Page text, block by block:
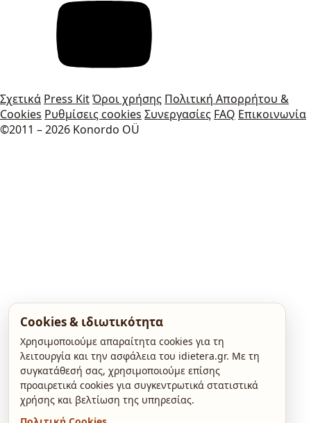
Σχετικά Press KitΌροι χρήσης Πολιτική Απορρήτου &
Cookies Ρυθμίσεις cookies Συνεργασίες FAQ Επικοινωνία
©2011 – 2026 Konordo OÜ
Cookies & ιδιωτικότητα
Χρησιμοποιούμε απαραίτητα cookies για τη
λειτουργία και την ασφάλεια του idietera.gr. Με τη
συγκατάθεσή σας, χρησιμοποιούμε επίσης
προαιρετικά cookies για συγκεντρωτικά στατιστικά
χρήσης και βελτίωση της υπηρεσίας.